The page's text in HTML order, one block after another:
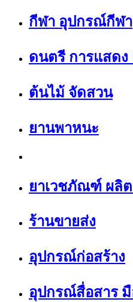
กีฬา อุปกรณ์กีฬา
ดนตรี การแสดง
ต้นไม้ จัดสวน
ยานพาหนะ
ยาเวชภัณฑ์ ผลิ
ร้านขายส่ง
อุปกรณ์ก่อสร้าง
อุปกรณ์สื่อสาร